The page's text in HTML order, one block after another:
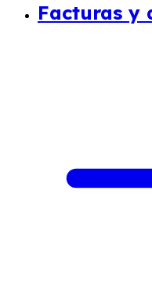
Facturas y